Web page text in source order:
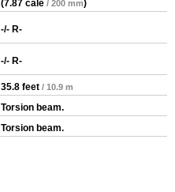
(7.87 cale / 200 mm)
-/- R-
-/- R-
35.8 feet / 10.9 m
Torsion beam.
Torsion beam.